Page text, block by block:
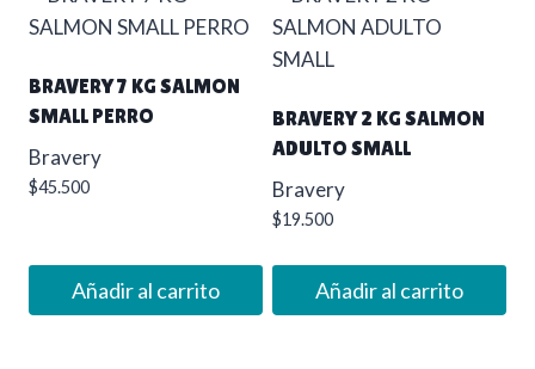
BRAVERY 7 KG SALMON
SMALL PERRO
Bravery
$45.500
Añadir al carrito
BRAVERY 2 KG SALMON
ADULTO SMALL
Bravery
$19.500
Añadir al carrito